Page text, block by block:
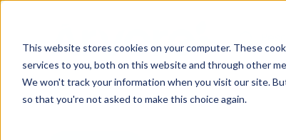
This website stores cookies on your computer. These
services to you, both on this website and through other
We won't track your information when you visit our site.
so that you're not asked to make this choice again.